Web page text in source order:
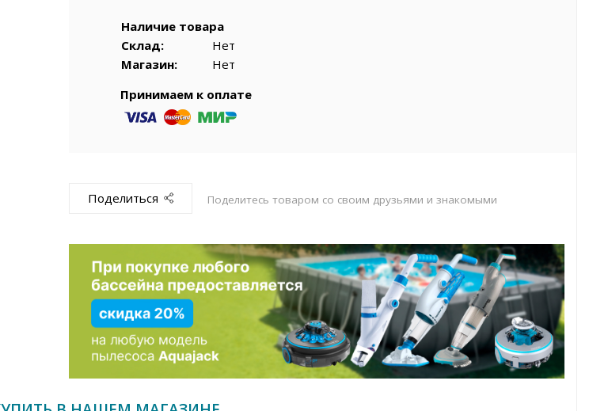
Наличие товара
Склад:
Нет
Магазин:
Нет
Принимаем к оплате
Поделиться Поделитесь товаром со своим друзьями и знакомыми